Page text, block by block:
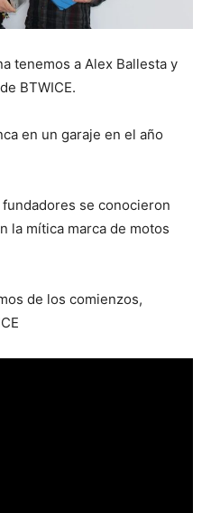
tenemos a Alex Ballesta y
BTWICE.
en un garaje en el año
se conocieron
la mítica marca de motos
de los comienzos,